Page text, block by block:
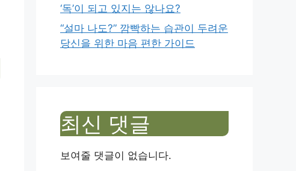
‘독’이 되고 있지는 않나요?
“설마 나도?” 깜빡하는 습관이 두려운
당신을 위한 마음 편한 가이드
최신 댓글
보여줄 댓글이 없습니다.